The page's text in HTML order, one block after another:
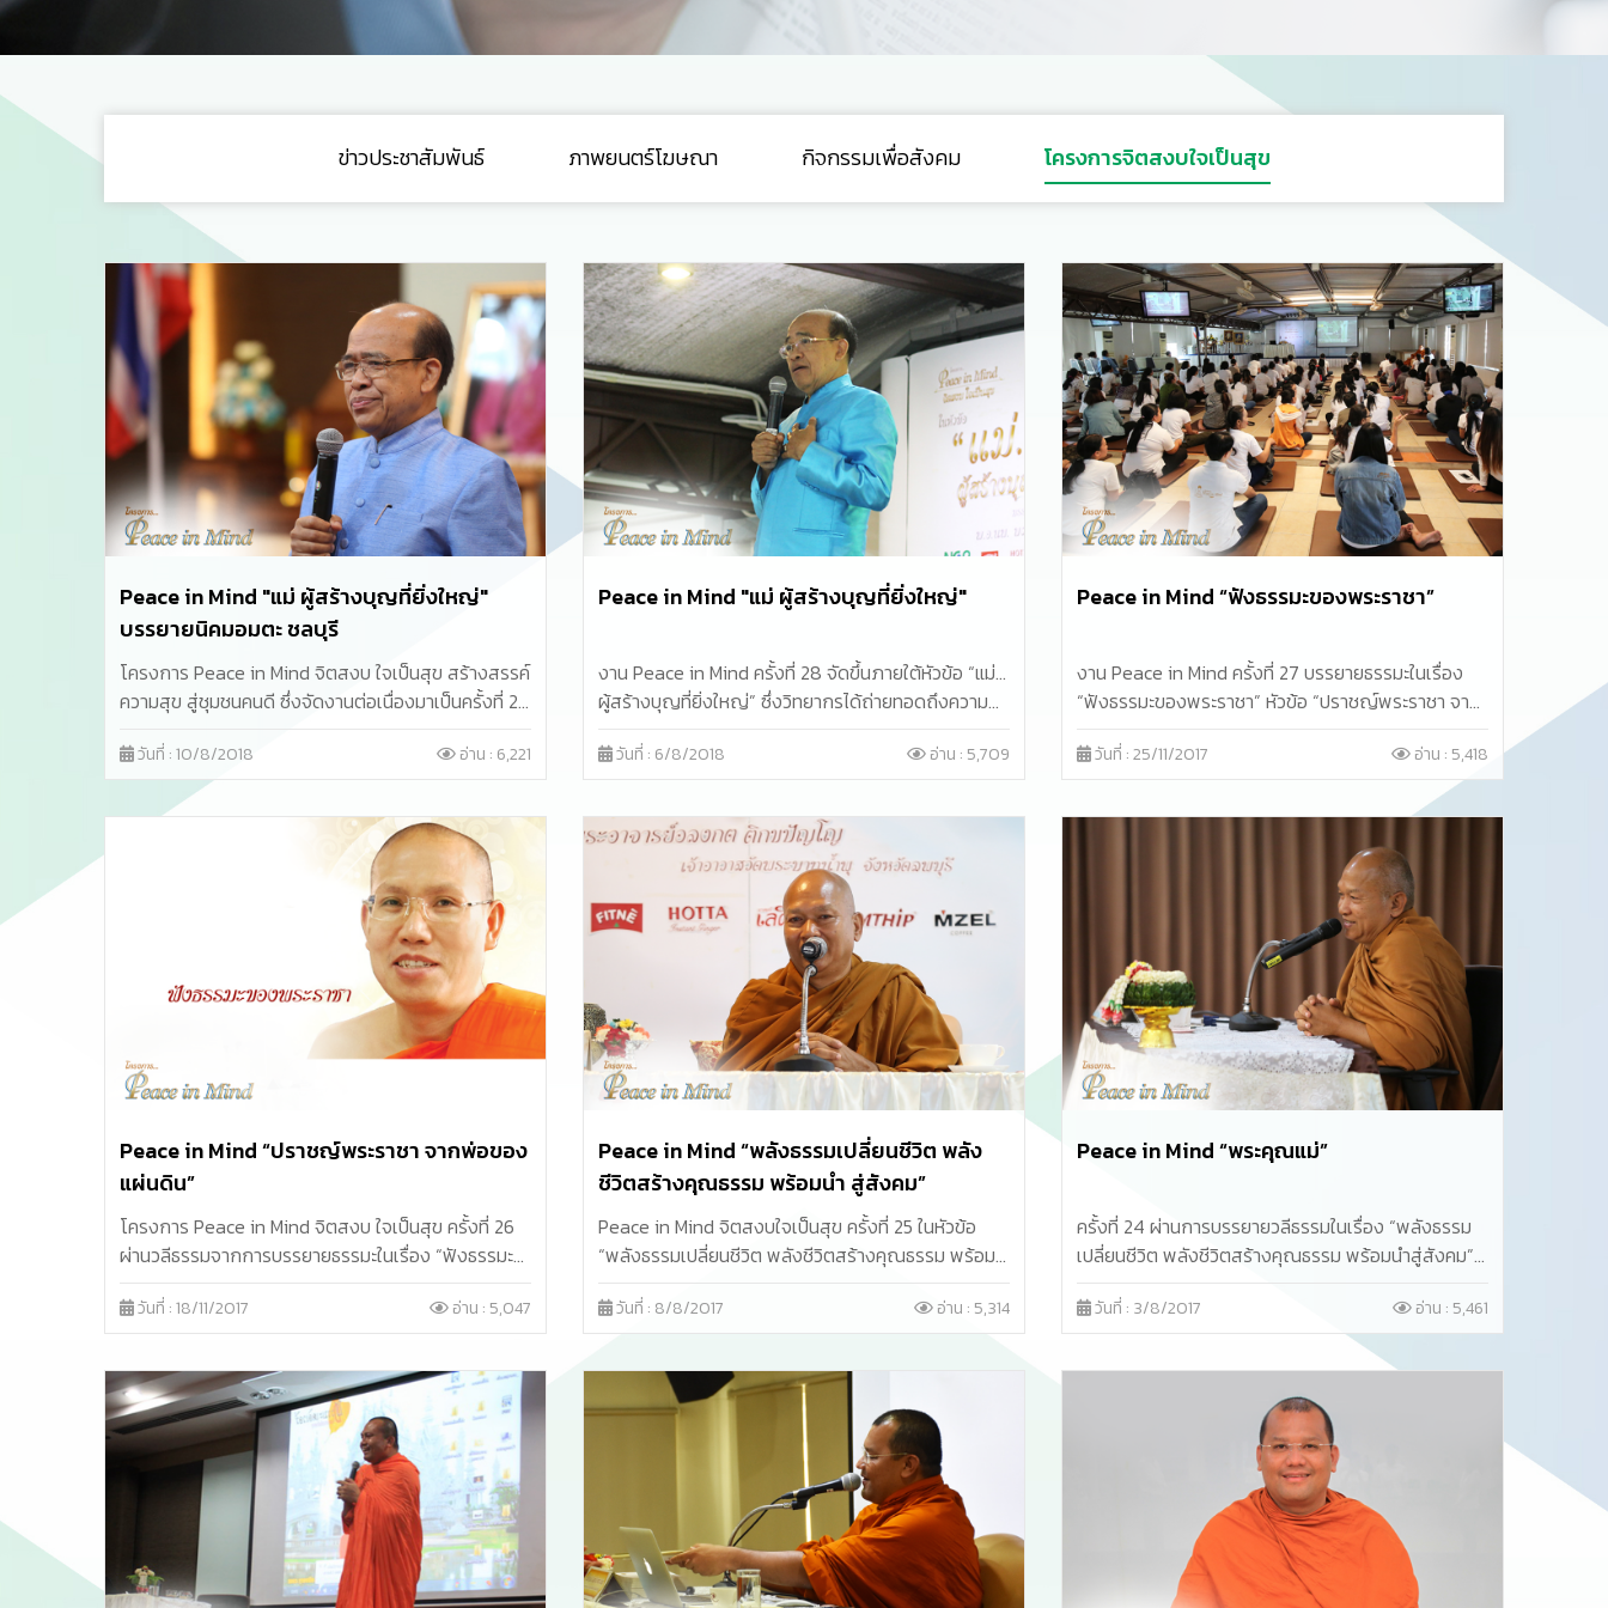
ข่าวประชาสัมพันธ์ ภาพยนตร์โฆษณา กิจกรรมเพื่อสังคม โครงการจิตสงบใจเป็นสุข
Peace in Mind "แม่ ผู้สร้างบุญที่ยิ่งใหญ่"
บรรยายนิคมอมตะ ชลบุรี
โครงการ Peace in Mind จิตสงบ ใจเป็นสุข สร้างสรรค์
ความสุข สู่ชุมชนคนดี ซึ่งจัดงานต่อเนื่องมาเป็นครั้งที่ 29
เพื่อให้พนักงานบริษัทฯ ทุกคนได้นำหลักแนวคิดมา
ประยุกต์กับการทำงาน ซึ่งครั้งนี้ได้รับเกียรติจาก พ.อ.
นพ. พงศ์ศักดิ์ ตั้งคณา
วันที่ : 10/8/2018 อ่าน : 6,221
Peace in Mind "แม่ ผู้สร้างบุญที่ยิ่งใหญ่"
งาน Peace in Mind ครั้งที่ 28 จัดขึ้นภายใต้หัวข้อ “แม่…
ผู้สร้างบุญที่ยิ่งใหญ่” ซึ่งวิทยากรได้ถ่ายทอดถึงความ
สำคัญต่อแม่ เพื่อให้สอดคล้องกับช่วงใกล้เทศกาลวัน
เฉลิมพระชนมพรรษา สมเด็จพระนางเจ้าสิริกิติ์ พระบรม
ราชินีนาถ ในรัชกาลที่ 9 (วันแม่แห่งชาติ)
วันที่ : 6/8/2018 อ่าน : 5,709
Peace in Mind “ฟังธรรมะของพระราชา”
งาน Peace in Mind ครั้งที่ 27 บรรยายธรรมะในเรื่อง
“ฟังธรรมะของพระราชา” หัวข้อ “ปราชญ์พระราชา จาก
พ่อของแผ่นดิน” ซึ่งเป็นคำสอนที่กล่าวถึงความสำคัญ
ด้วยการนำหลักแนวคิดจากพระราชามาปรับใช้ในชีวิต
จริง
วันที่ : 25/11/2017 อ่าน : 5,418
Peace in Mind “ปราชญ์พระราชา จากพ่อของ
แผ่นดิน”
โครงการ Peace in Mind จิตสงบ ใจเป็นสุข ครั้งที่ 26
ผ่านวลีธรรมจากการบรรยายธรรมะในเรื่อง “ฟังธรรมะ
ของพระราชา” หัวข้อ “ปราชญ์พระราชา จากพ่อของ
แผ่นดิน” โดยพระราชวรมุนี ผู้ช่วยเจ้าอาวาส วัดสังเวชวิ
ศยาราม
วันที่ : 18/11/2017 อ่าน : 5,047
Peace in Mind “พลังธรรมเปลี่ยนชีวิต พลัง
ชีวิตสร้างคุณธรรม พร้อมนำ สู่สังคม”
Peace in Mind จิตสงบใจเป็นสุข ครั้งที่ 25 ในหัวข้อ
“พลังธรรมเปลี่ยนชีวิต พลังชีวิตสร้างคุณธรรม พร้อม
นำ สู่สังคม” เนื่องในวันแม่แห่งชาติ บรรยายธรรมโดย
พระราชวิสุทธิประชานาถ (อลงกต ติกฺขปญฺโญ) เจ้า
อาวาสวัดพระบาทน้ำพุ
วันที่ : 8/8/2017 อ่าน : 5,314
Peace in Mind “พระคุณแม่”
ครั้งที่ 24 ผ่านการบรรยายวลีธรรมในเรื่อง “พลังธรรม
เปลี่ยนชีวิต พลังชีวิตสร้างคุณธรรม พร้อมนำสู่สังคม”
หัวข้อ “พระคุณแม่” โดยพระเดชพระคุณพระราชวิสุทธิ
ประชานาถ (อลงกต ติกฺขปญฺโญ)
วันที่ : 3/8/2017 อ่าน : 5,461